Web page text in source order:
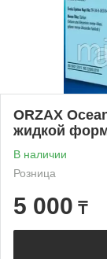
ORZAX
жидкой
В наличии
Розница
5 000 ₸